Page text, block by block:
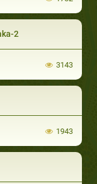
2
3143
1943